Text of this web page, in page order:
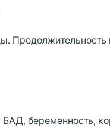
беременность,